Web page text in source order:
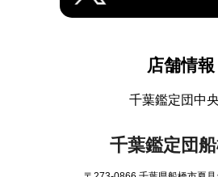
店舗情報
千葉鑑定団中
千葉鑑定団